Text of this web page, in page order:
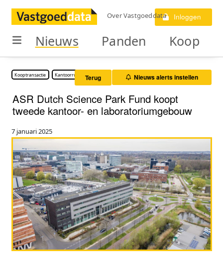
Over Vastgoeddata Inloggen
Nieuws Panden Koop
Kooptransactie KantoorruimteTerug Nieuws alerts instellen
ASR Dutch Science Park Fund koopt
tweede kantoor- en laboratoriumgebouw
7 januari 2025